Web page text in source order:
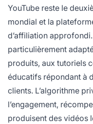
YouTube reste le
mondial et la
d’affiliation
particulièrement
produits, aux tutoriels
éducatifs répondant à
clients. L’algorithme
l’engagement,
produisent des vidéos